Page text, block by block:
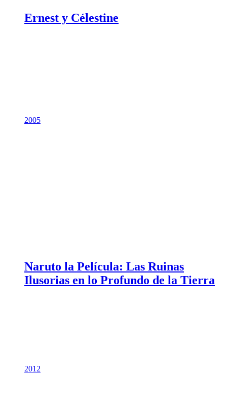
Ernest y Célestine
2005
Naruto la Película: Las Ruinas
Ilusorias en lo Profundo de la Tierra
2012